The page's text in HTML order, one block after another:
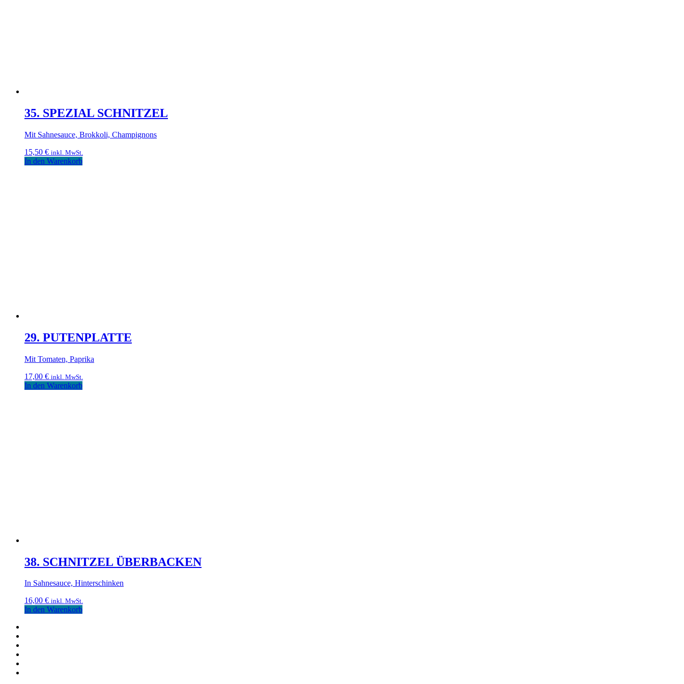
35. SPEZIAL SCHNITZEL
Mit Sahnesauce, Brokkoli, Champignons
15,50 € inkl. MwSt.
In den Warenkorb
29. PUTENPLATTE
Mit Tomaten, Paprika
17,00 € inkl. MwSt.
In den Warenkorb
38. SCHNITZEL ÜBERBACKEN
In Sahnesauce, Hinterschinken
16,00 € inkl. MwSt.
In den Warenkorb